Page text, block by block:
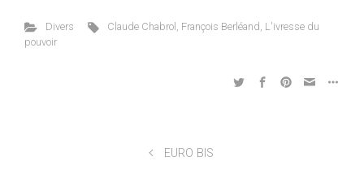
Divers Claude Chabrol , François Berléand, L'ivresse du
pouvoir
EURO BIS